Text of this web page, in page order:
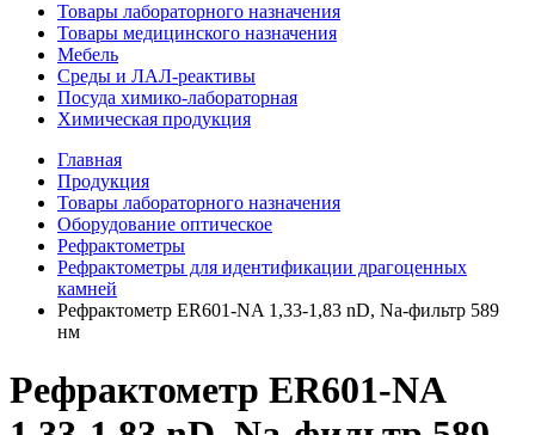
Товары лабораторного назначения
Товары медицинского назначения
Мебель
Среды и ЛАЛ-реактивы
Посуда химико-лабораторная
Химическая продукция
Главная
Продукция
Товары лабораторного назначения
Оборудование оптическое
Рефрактометры
Рефрактометры для идентификации драгоценных
камней
Рефрактометр ER601-NA 1,33-1,83 nD, Na-фильтр 589
нм
Рефрактометр ER601-NA